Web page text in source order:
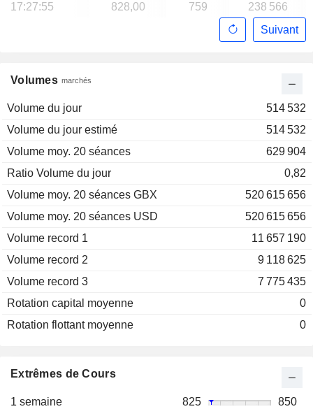
Volumes marchés
Volume du jour
514 532
Volume du jour estimé
514 532
Volume moy. 20 séances
629 904
Ratio Volume du jour
0,82
Volume moy. 20 séances GBX
520 615 656
Volume moy. 20 séances USD
520 615 656
Volume record 1
11 657 190
Volume record 2
9 118 625
Volume record 3
7 775 435
Rotation capital moyenne
0
Rotation flottant moyenne
0
17:27:55
828,00 759
238 566
Suivant
Extrêmes de Cours
1 semaine 825
850